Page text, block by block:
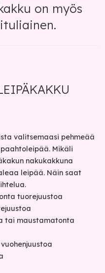
on myös
valitsemaasi pehmeää
Mikäli
nakukakkuna
leipää. Näin saat
tuorejuustoa
tai maustamatonta